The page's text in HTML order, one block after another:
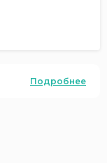
Подробнее